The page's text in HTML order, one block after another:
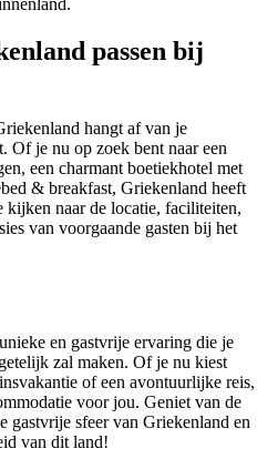
passen bij
hangt af van je
Of je nu op zoek bent naar een
een charmant boetiekhotel met
& breakfast, Griekenland heeft
naar de locatie, faciliteiten,
van voorgaande gasten bij het
en gastvrije ervaring die je
zal maken. Of je nu kiest
of een avontuurlijke reis,
voor jou. Geniet van de
gastvrije sfeer van Griekenland en
van dit land!